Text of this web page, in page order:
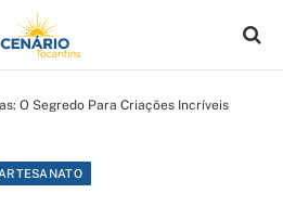
O Segredo Para Criações Incríveis
ARTESANATO